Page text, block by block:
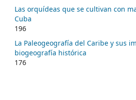
Las orquídeas que se cultivan con
Cuba
196
La Paleogeografía del Caribe y sus
biogeografía histórica
176